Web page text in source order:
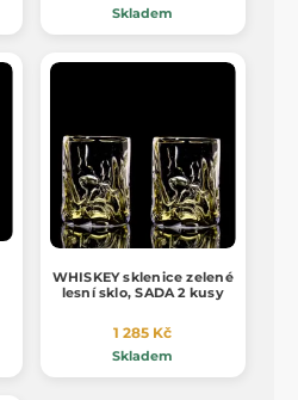
Skladem
WHISKEY sklenice zelené
lesní sklo, SADA 2 kusy
1 285 Kč
Skladem